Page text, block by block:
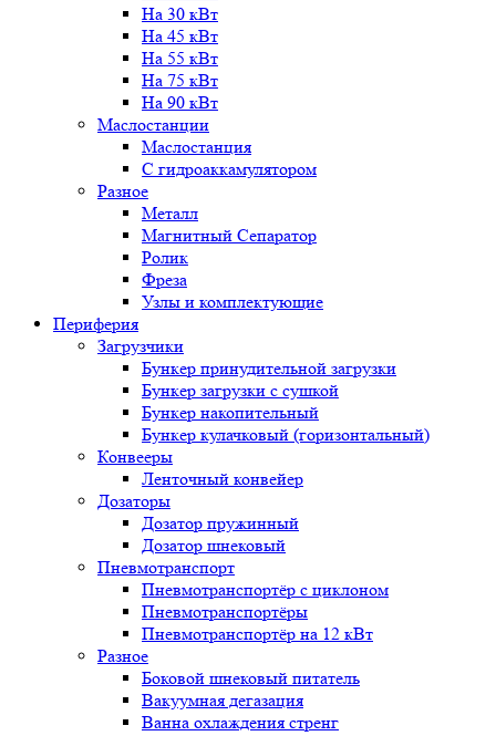
На 30 кВт
На 45 кВт
На 55 кВт
На 75 кВт
На 90 кВт
Маслостанции
Маслостанция
С гидроаккамулятором
Разное
Металл
Магнитный Сепаратор
Ролик
Фреза
Узлы и комплектующие
Периферия
Загрузчики
Бункер принудительной загрузки
Бункер загрузки с сушкой
Бункер накопительный
Бункер кулачковый (горизонтальный)
Конвееры
Ленточный конвейер
Дозаторы
Дозатор пружинный
Дозатор шнековый
Пневмотранспорт
Пневмотранспортёр с циклоном
Пневмотранспортёры
Пневмотранспортёр на 12 кВт
Разное
Боковой шнековый питатель
Вакуумная дегазация
Ванна охлаждения стренг